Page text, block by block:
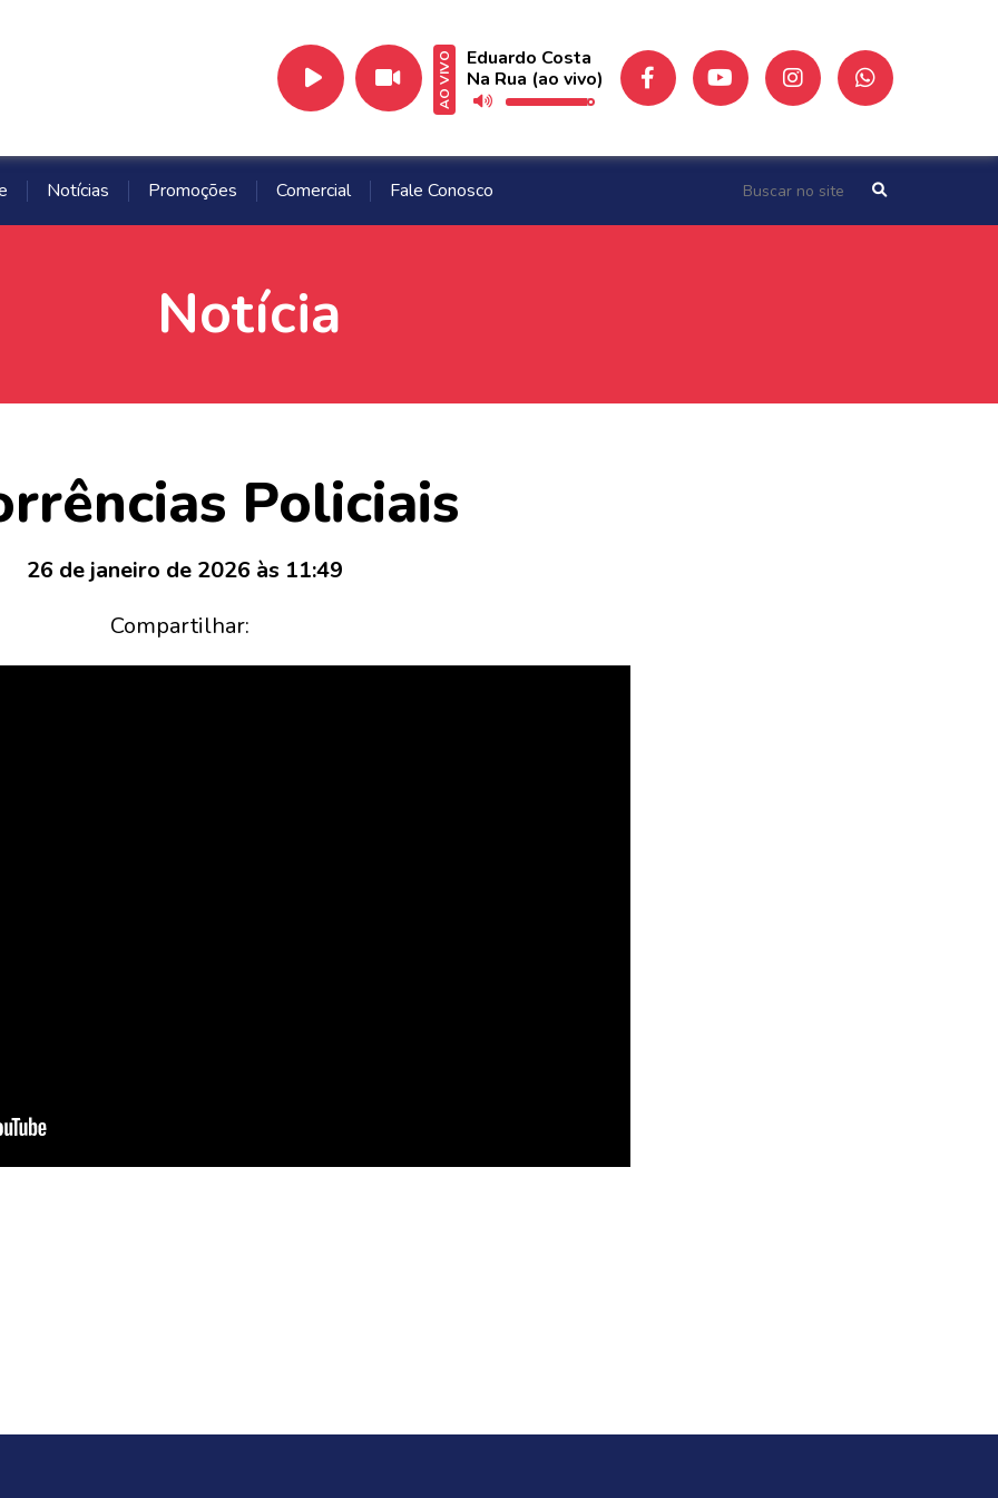
AO VIVO
Eduardo Costa
Na Rua (ao vivo)
Notícias Promoções Comercial Fale Conosco
Notícia
Policiais
26 de janeiro de 2026 às 11:49
Compartilhar: